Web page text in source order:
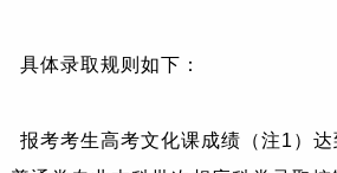
具体录取规则如下：
报考考生高考文化课成绩（注1）达